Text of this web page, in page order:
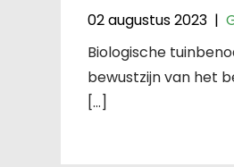
02 augustus 2023 |
Biologische
bewustzijn van het
[…]